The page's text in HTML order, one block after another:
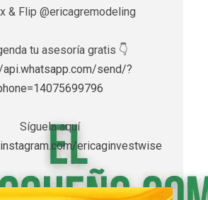
& Flip @ericagremodeling
tu asesoría gratis 👇
send/?
Síguela aquí
ericaginvestwise